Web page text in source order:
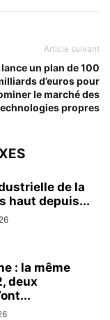
Article suivant
lance un plan de 100
d’euros pour
le marché des
propres
de la
haut depuis...
: la même
deux